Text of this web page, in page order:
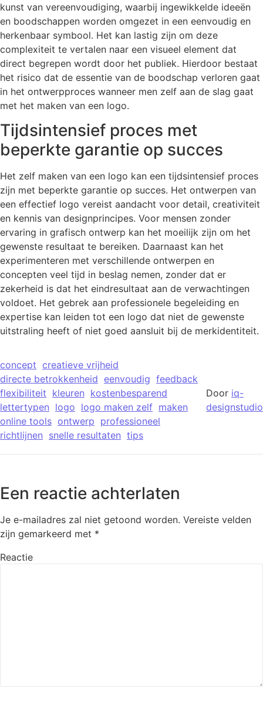
kunst van vereenvoudiging, waarbij ingewikkelde ideeën
en boodschappen worden omgezet in een eenvoudig en
herkenbaar symbool. Het kan lastig zijn om deze
complexiteit te vertalen naar een visueel element dat
direct begrepen wordt door het publiek. Hierdoor bestaat
het risico dat de essentie van de boodschap verloren gaat
in het ontwerpproces wanneer men zelf aan de slag gaat
met het maken van een logo.
Tijdsintensief proces met
beperkte garantie op succes
Het zelf maken van een logo kan een tijdsintensief proces
zijn met beperkte garantie op succes. Het ontwerpen van
een effectief logo vereist aandacht voor detail, creativiteit
en kennis van designprincipes. Voor mensen zonder
ervaring in grafisch ontwerp kan het moeilijk zijn om het
gewenste resultaat te bereiken. Daarnaast kan het
experimenteren met verschillende ontwerpen en
concepten veel tijd in beslag nemen, zonder dat er
zekerheid is dat het eindresultaat aan de verwachtingen
voldoet. Het gebrek aan professionele begeleiding en
expertise kan leiden tot een logo dat niet de gewenste
uitstraling heeft of niet goed aansluit bij de merkidentiteit.
concept creatieve vrijheid
directe betrokkenheid eenvoudig feedback
flexibiliteit kleuren kostenbesparend
lettertypen logo logo maken zelf maken
online tools ontwerp professioneel
richtlijnen snelle resultaten tips
Door iq-
designstudio
Een reactie achterlaten
Je e-mailadres zal niet getoond worden. Vereiste velden
zijn gemarkeerd met *
Reactie